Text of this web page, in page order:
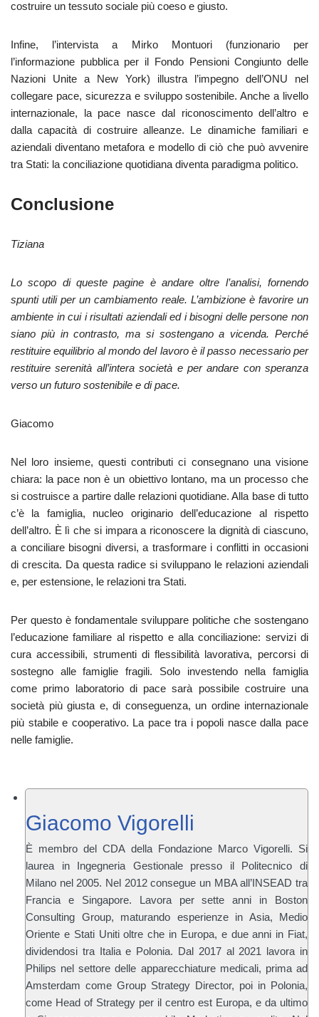
costruire un tessuto sociale più coeso e giusto.
Infine, l’intervista a Mirko Montuori (funzionario per
l’informazione pubblica per il Fondo Pensioni Congiunto delle
Nazioni Unite a New York) illustra l’impegno dell’ONU nel
collegare pace, sicurezza e sviluppo sostenibile. Anche a livello
internazionale, la pace nasce dal riconoscimento dell’altro e
dalla capacità di costruire alleanze. Le dinamiche familiari e
aziendali diventano metafora e modello di ciò che può avvenire
tra Stati: la conciliazione quotidiana diventa paradigma politico.
Conclusione
Tiziana
Lo scopo di queste pagine è andare oltre l’analisi, fornendo
spunti utili per un cambiamento reale. L’ambizione è favorire un
ambiente in cui i risultati aziendali ed i bisogni delle persone non
siano più in contrasto, ma si sostengano a vicenda. Perché
restituire equilibrio al mondo del lavoro è il passo necessario per
restituire serenità all’intera società e per andare con speranza
verso un futuro sostenibile e di pace.
Giacomo
Nel loro insieme, questi contributi ci consegnano una visione
chiara: la pace non è un obiettivo lontano, ma un processo che
si costruisce a partire dalle relazioni quotidiane. Alla base di tutto
c’è la famiglia, nucleo originario dell’educazione al rispetto
dell’altro. È lì che si impara a riconoscere la dignità di ciascuno,
a conciliare bisogni diversi, a trasformare i conflitti in occasioni
di crescita. Da questa radice si sviluppano le relazioni aziendali
e, per estensione, le relazioni tra Stati.
Per questo è fondamentale sviluppare politiche che sostengano
l’educazione familiare al rispetto e alla conciliazione: servizi di
cura accessibili, strumenti di flessibilità lavorativa, percorsi di
sostegno alle famiglie fragili. Solo investendo nella famiglia
come primo laboratorio di pace sarà possibile costruire una
società più giusta e, di conseguenza, un ordine internazionale
più stabile e cooperativo. La pace tra i popoli nasce dalla pace
nelle famiglie.
Giacomo Vigorelli
È membro del CDA della Fondazione Marco Vigorelli. Si
laurea in Ingegneria Gestionale presso il Politecnico di
Milano nel 2005. Nel 2012 consegue un MBA all’INSEAD tra
Francia e Singapore. Lavora per sette anni in Boston
Consulting Group, maturando esperienze in Asia, Medio
Oriente e Stati Uniti oltre che in Europa, e due anni in Fiat,
dividendosi tra Italia e Polonia. Dal 2017 al 2021 lavora in
Philips nel settore delle apparecchiature medicali, prima ad
Amsterdam come Group Strategy Director, poi in Polonia,
come Head of Strategy per il centro est Europa, e da ultimo